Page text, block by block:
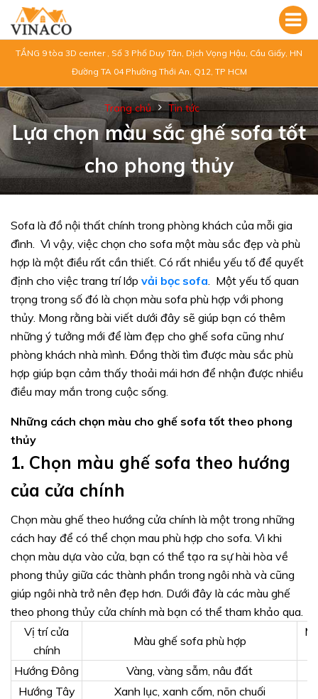
TẦNG 9 tòa 3D center , Số 3 Phố Duy Tân, Dịch Vọng Hậu, Cầu Giấy, HN
Đường TA 04 Phường Thới An, Q12, TP HCM
Trang chủ Tin tức
Lựa chọn màu sắc ghế sofa tốt
cho phong thủy
Sofa là đồ nội thất chính trong phòng khách của mỗi gia
đình. Vì vậy, việc chọn cho sofa một màu sắc đẹp và phù
hợp là một điều rất cần thiết. Có rất nhiều yếu tố để quyết
định cho việc trang trí lớp vải bọc sofa. Một yếu tố quan
trọng trong số đó là chọn màu sofa phù hợp với phong
thủy. Mong rằng bài viết dưới đây sẽ giúp bạn có thêm
những ý tưởng mới để làm đẹp cho ghế sofa cũng như
phòng khách nhà mình. Đồng thời tìm được màu sắc phù
hợp giúp bạn cảm thấy thoải mái hơn để nhận được nhiều
điều may mắn trong cuộc sống.
Những cách chọn màu cho ghế sofa tốt theo phong
thủy
1. Chọn màu ghế sofa theo hướng
của cửa chính
Chọn màu ghế theo hướng cửa chính là một trong những
cách hay để có thể chọn mau phù hợp cho sofa. Vì khi
chọn màu dựa vào cửa, bạn có thể tạo ra sự hài hòa về
phong thủy giữa các thành phần trong ngôi nhà và cũng
giúp ngôi nhà trở nên đẹp hơn. Dưới đây là các màu ghế
theo phong thủy cửa chính mà bạn có thể tham khảo qua.
Vị trí cửa
chính
Màu ghế sofa phù hợp
Hướng Đông
Vàng, vàng sẫm, nâu đất
Hướng Tây
Xanh lục, xanh cốm, nõn chuối